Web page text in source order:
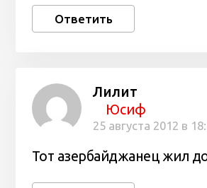
Ответить
Лилит
Юсиф
25 августа 2012 в
Тот азербайджанец жил